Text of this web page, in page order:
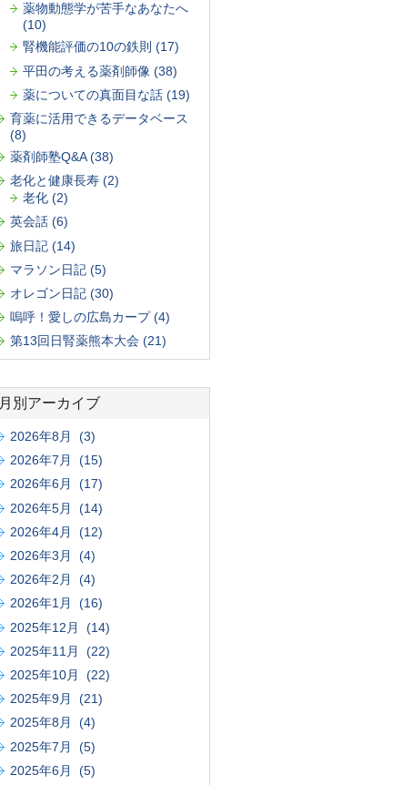
薬物動態学が苦手なあなたへ
(10)
腎機能評価の10の鉄則 (17)
平田の考える薬剤師像 (38)
薬についての真面目な話 (19)
育薬に活用できるデータベース
(8)
薬剤師塾Q&A (38)
老化と健康長寿 (2)
老化 (2)
英会話 (6)
旅日記 (14)
マラソン日記 (5)
オレゴン日記 (30)
嗚呼！愛しの広島カープ (4)
第13回日腎薬熊本大会 (21)
月別アーカイブ
2026年8月 (3)
2026年7月 (15)
2026年6月 (17)
2026年5月 (14)
2026年4月 (12)
2026年3月 (4)
2026年2月 (4)
2026年1月 (16)
2025年12月 (14)
2025年11月 (22)
2025年10月 (22)
2025年9月 (21)
2025年8月 (4)
2025年7月 (5)
2025年6月 (5)